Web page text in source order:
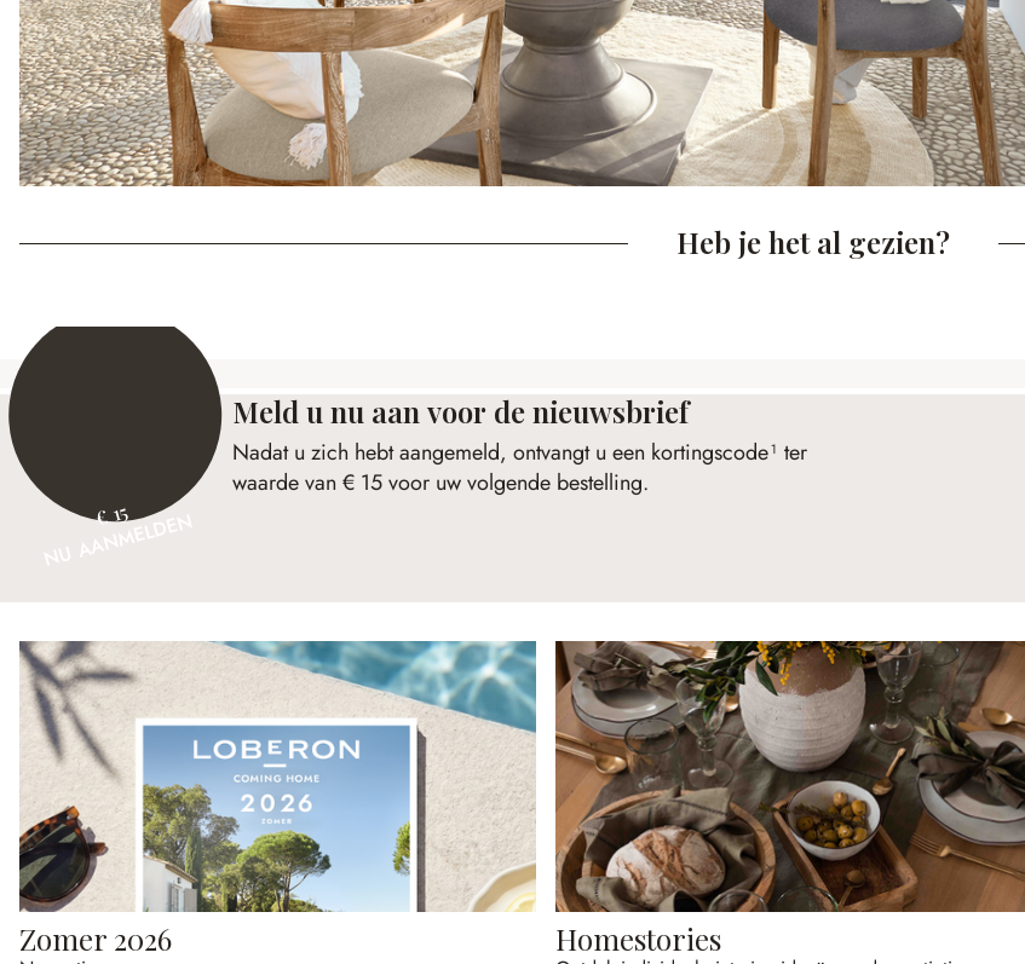
Heb je het al gezien?
€ 15
NU AANMELDEN
Meld u nu aan voor de nieuwsbrief
Nadat u zich hebt aangemeld, ontvangt u een kortingscode¹ ter
waarde van € 15 voor uw volgende bestelling.
Zomer 2026 Homestories